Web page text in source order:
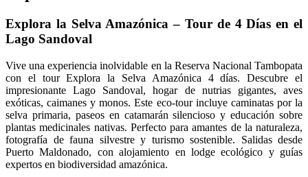
Explora la Selva Amazónica – Tour de 4 Días en el
Lago Sandoval
Vive una experiencia inolvidable en la Reserva Nacional Tambopata
con el tour Explora la Selva Amazónica 4 días. Descubre el
impresionante Lago Sandoval, hogar de nutrias gigantes, aves
exóticas, caimanes y monos. Este eco-tour incluye caminatas por la
selva primaria, paseos en catamarán silencioso y educación sobre
plantas medicinales nativas. Perfecto para amantes de la naturaleza,
fotografía de fauna silvestre y turismo sostenible. Salidas desde
Puerto Maldonado, con alojamiento en lodge ecológico y guías
expertos en biodiversidad amazónica.